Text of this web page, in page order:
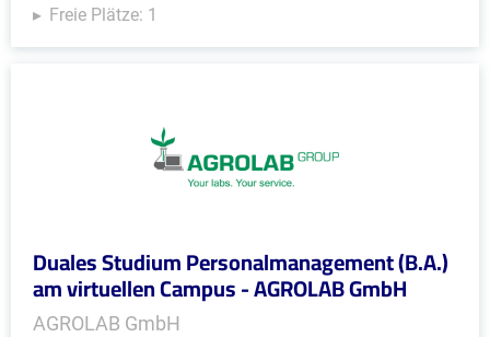
Freie Plätze: 1
Duales Studium Personalmanagement (B.A.)
am virtuellen Campus - AGROLAB GmbH
AGROLAB GmbH